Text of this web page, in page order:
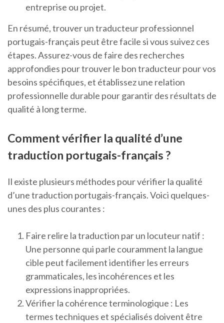
entreprise ou projet.
En résumé, trouver un traducteur professionnel
portugais-français peut être facile si vous suivez ces
étapes. Assurez-vous de faire des recherches
approfondies pour trouver le bon traducteur pour vos
besoins spécifiques, et établissez une relation
professionnelle durable pour garantir des résultats de
qualité à long terme.
Comment vérifier la qualité d’une
traduction portugais-français ?
Il existe plusieurs méthodes pour vérifier la qualité
d’une traduction portugais-français. Voici quelques-
unes des plus courantes :
Faire relire la traduction par un locuteur natif :
Une personne qui parle couramment la langue
cible peut facilement identifier les erreurs
grammaticales, les incohérences et les
expressions inappropriées.
Vérifier la cohérence terminologique : Les
termes techniques et spécialisés doivent être